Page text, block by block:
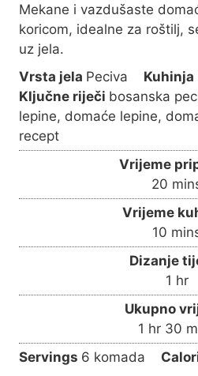
Mekane i vazdušaste
koricom, idealne za roštilj,
uz jela.
Vrsta jela Peciva Kuhinja
Ključne riječi bosanska
lepine, domaće lepine,
recept
Vrijeme
20 m
i
n
u
t
e
Vrijeme
10 m
i
n
u
t
e
s
Dizanje
1 h
o
u
r
hr
Ukupno
1 h
o
u
hr 30m
i
n
Servings 6 komada